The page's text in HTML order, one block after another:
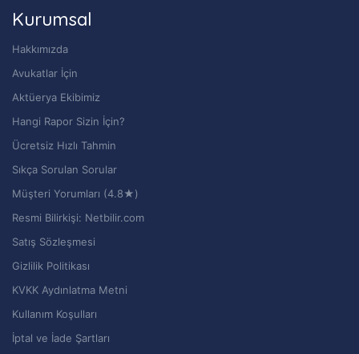
Kurumsal
Hakkımızda
Avukatlar İçin
Aktüerya Ekibimiz
Hangi Rapor Sizin İçin?
Ücretsiz Hızlı Tahmin
Sıkça Sorulan Sorular
Müşteri Yorumları (4.8★)
Resmi Bilirkişi: Netbilir.com
Satış Sözleşmesi
Gizlilik Politikası
KVKK Aydınlatma Metni
Kullanım Koşulları
İptal ve İade Şartları